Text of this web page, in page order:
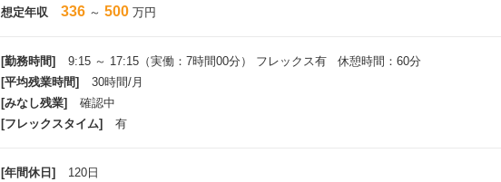
想定年収 336 ～ 500 万円
[勤務時間]
9:15 ～ 17:15（実働：7時間00分） フレックス有 休憩時間：60分
[平均残業時間]
30時間/月
[みなし残業]
確認中
[フレックスタイム]
有
[年間休日]
120日